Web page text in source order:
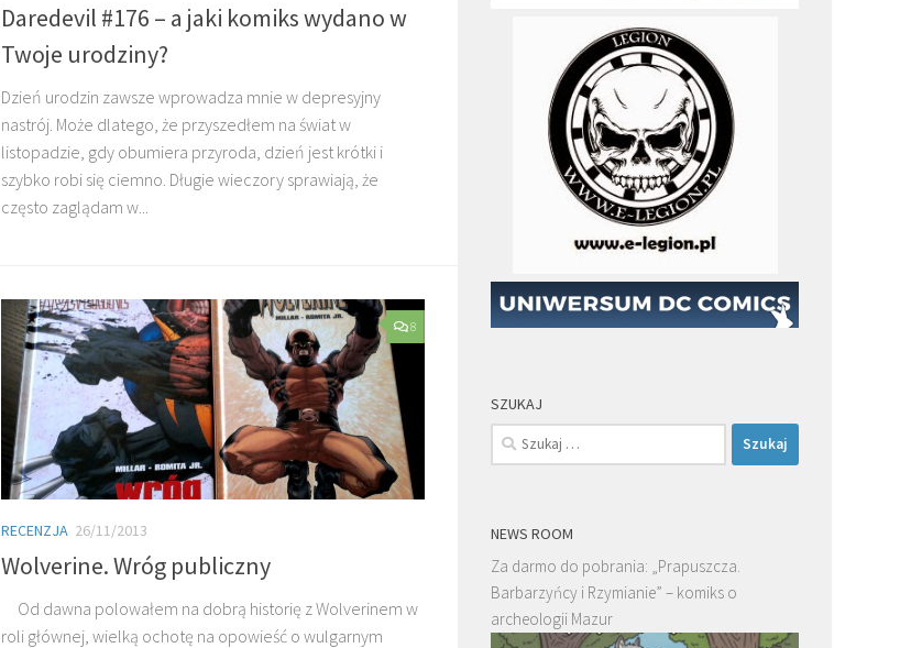
Daredevil #176 – a jaki komiks wydano w
Twoje urodziny?
Dzień urodzin zawsze wprowadza mnie w depresyjny
nastrój. Może dlatego, że przyszedłem na świat w
listopadzie, gdy obumiera przyroda, dzień jest krótki i
szybko robi się ciemno. Długie wieczory sprawiają, że
często zaglądam w...
8
RECENZJA 26/11/2013
Wolverine. Wróg publiczny
Od dawna polowałem na dobrą historię z Wolverinem w
roli głównej, wielką ochotę na opowieść o wulgarnym
SZUKAJ
Szukaj:
NEWS ROOM
Za darmo do pobrania: „Prapuszcza.
Barbarzyńcy i Rzymianie” – komiks o
archeologii Mazur